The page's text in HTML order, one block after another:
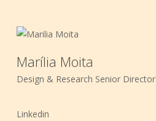
Marília Moita
Design & Research Senior Director
Linkedin